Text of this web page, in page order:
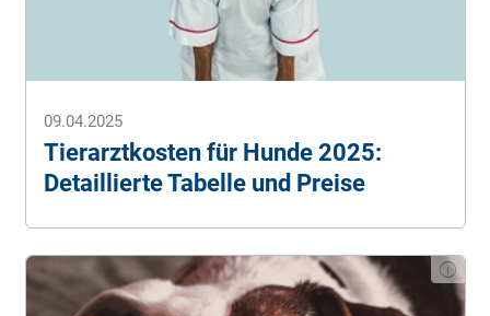
09.04.2025
Tierarztkosten für Hunde 2025:
Detaillierte Tabelle und Preise